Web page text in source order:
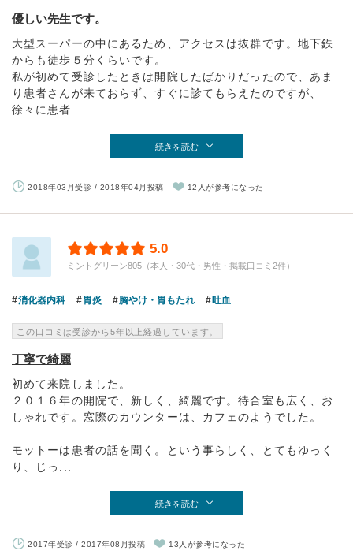
優しい先生です。
大型スーパーの中にあるため、アクセスは抜群です。地下鉄
からも徒歩５分くらいです。
私が初めて受診したときは開院したばかりだったので、あま
り患者さんが来ておらず、すぐに診てもらえたのですが、
徐々に患者...
続きを読む
2018年03月受診 / 2018年04月投稿 12人が参考になった
5.0
ミントグリーン805（本人・30代・男性・掲載口コミ2件）
消化器内科 胃炎 胸やけ・胃もたれ 吐血
この口コミは受診から5年以上経過しています。
丁寧で綺麗
初めて来院しました。
２０１６年の開院で、新しく、綺麗です。待合室も広く、お
しゃれです。窓際のカウンターは、カフェのようでした。
モットーは患者の話を聞く。という事らしく、とてもゆっく
り、じっ...
続きを読む
2017年受診 / 2017年08月投稿 13人が参考になった